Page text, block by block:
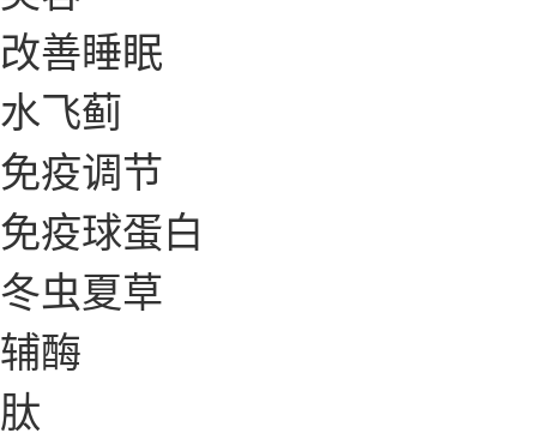
改善睡眠
水飞蓟
免疫调节
免疫球蛋白
冬虫夏草
辅酶
肽